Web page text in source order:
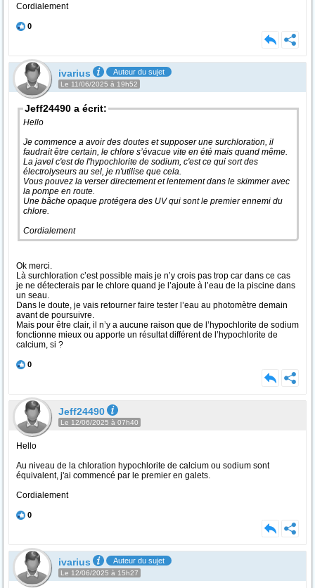
Cordialement
0
ivarius Auteur du sujet
Le 11/06/2025 à 19h52
Jeff24490 a écrit:
Hello
Je commence a avoir des doutes et supposer une surchloration, il
faudrait être certain, le chlore s’évacue vite en été mais quand même.
La javel c'est de l'hypochlorite de sodium, c'est ce qui sort des
électrolyseurs au sel, je n'utilise que cela.
Vous pouvez la verser directement et lentement dans le skimmer avec
la pompe en route.
Une bâche opaque protégera des UV qui sont le premier ennemi du
chlore.
Cordialement
Ok merci.
Là surchloration c’est possible mais je n’y crois pas trop car dans ce cas
je ne détecterais par le chlore quand je l’ajoute à l’eau de la piscine dans
un seau.
Dans le doute, je vais retourner faire tester l’eau au photomètre demain
avant de poursuivre.
Mais pour être clair, il n’y a aucune raison que de l’hypochlorite de sodium
fonctionne mieux ou apporte un résultat différent de l’hypochlorite de
calcium, si ?
0
Jeff24490
Le 12/06/2025 à 07h40
Hello
Au niveau de la chloration hypochlorite de calcium ou sodium sont
équivalent, j'ai commencé par le premier en galets.
Cordialement
0
ivarius Auteur du sujet
Le 12/06/2025 à 15h27